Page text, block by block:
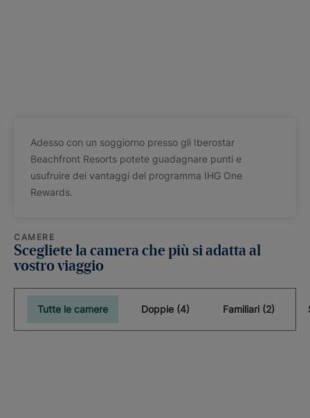
Adesso con un soggiorno presso gli Iberostar
Beachfront Resorts potete guadagnare punti e
usufruire dei vantaggi del programma IHG One
Rewards.
CAMERE
Scegliete la camera che più si adatta al
vostro viaggio
Tutte le camere Doppie (4) Familiari (2)